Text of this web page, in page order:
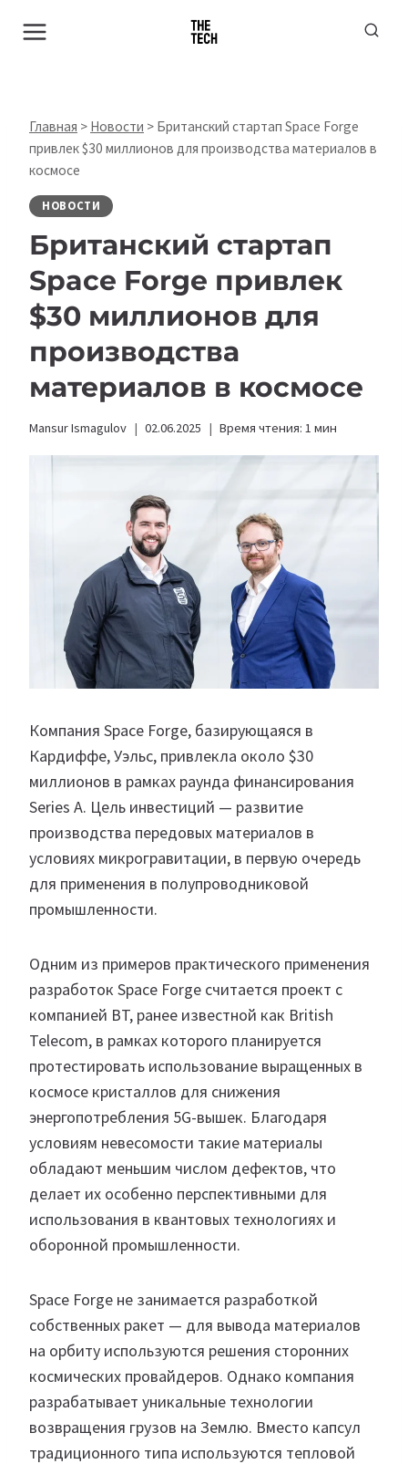
Главная > Новости > Британский стартап Space Forge
привлек $30 миллионов для производства материалов в
космосе
НОВОСТИ
Британский стартап
Space Forge привлек
$30 миллионов для
производства
материалов в космосе
Mansur Ismagulov 02.06.2025 Время чтения: 1 мин
Компания Space Forge, базирующаяся в
Кардиффе, Уэльс, привлекла около $30
миллионов в рамках раунда финансирования
Series A. Цель инвестиций — развитие
производства передовых материалов в
условиях микрогравитации, в первую очередь
для применения в полупроводниковой
промышленности.
Одним из примеров практического применения
разработок Space Forge считается проект с
компанией BT, ранее известной как British
Telecom, в рамках которого планируется
протестировать использование выращенных в
космосе кристаллов для снижения
энергопотребления 5G-вышек. Благодаря
условиям невесомости такие материалы
обладают меньшим числом дефектов, что
делает их особенно перспективными для
использования в квантовых технологиях и
оборонной промышленности.
Space Forge не занимается разработкой
собственных ракет — для вывода материалов
на орбиту используются решения сторонних
космических провайдеров. Однако компания
разрабатывает уникальные технологии
возвращения грузов на Землю. Вместо капсул
традиционного типа используются тепловой